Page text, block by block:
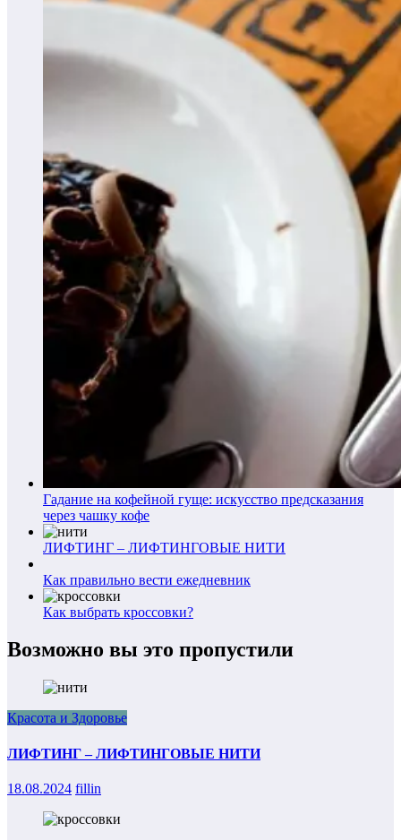
Гадание на кофейной гуще: искусство предсказания
через чашку кофе
ЛИФТИНГ – ЛИФТИНГОВЫЕ НИТИ
Как правильно вести ежедневник
Как выбрать кроссовки?
Возможно вы это пропустили
Красота и Здоровье
ЛИФТИНГ – ЛИФТИНГОВЫЕ НИТИ
18.08.2024 fillin